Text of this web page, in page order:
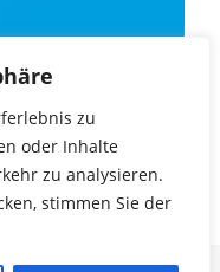
zu
oder Inhalte
zu analysieren.
stimmen Sie der